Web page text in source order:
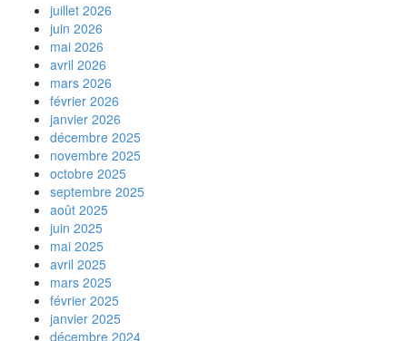
juillet 2026
juin 2026
mai 2026
avril 2026
mars 2026
février 2026
janvier 2026
décembre 2025
novembre 2025
octobre 2025
septembre 2025
août 2025
juin 2025
mai 2025
avril 2025
mars 2025
février 2025
janvier 2025
décembre 2024